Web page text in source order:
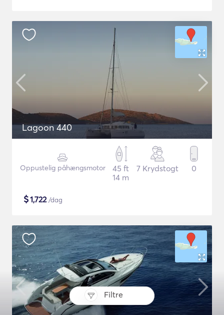
Filtre
Lagoon 440
Oppustelig påhængsmotor
45 ft
14 m
7 Krydstogt 0
$1,722/dag